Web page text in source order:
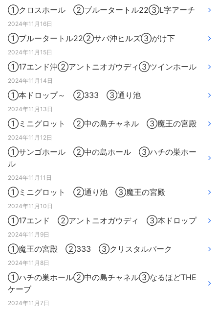
①クロスホール ②ブルータートル22③L字アーチ
2024年11月16日
①ブルータートル22②サバ沖ヒルズ③がけ下
2024年11月15日
①17エンド沖②アントニオガウディ③ツインホール
2024年11月14日
①本ドロップ～ ②333 ③通り池
2024年11月13日
①ミニグロット ②中の島チャネル ③魔王の宮殿
2024年11月12日
①サンゴホール ②中の島ホール ③ハチの巣ホー
ル
2024年11月11日
①ミニグロット ②通り池 ③魔王の宮殿
2024年11月10日
①17エンド ②アントニオガウディ ③本ドロップ
2024年11月9日
①魔王の宮殿 ②333 ③クリスタルパーク
2024年11月8日
①ハチの巣ホール②中の島チャネル③なるほどTHE
ケーブ
2024年11月7日